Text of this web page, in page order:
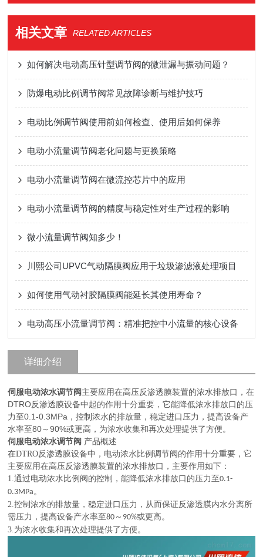
相关文章 RELATED ARTICLES
如何解决电动高压针型调节阀的微泄漏与振动问题？
防爆电动比例调节阀常见故障诊断与维护技巧
电动比例调节阀使用前如何检查、使用后如何保养
电动小流量调节阀老化问题与更换策略
电动小流量调节阀在微流控芯片中的应用
电动小流量调节阀的精度与稳定性对生产过程的影响
微小流量调节阀知多少！
川熙公司UPVC气动隔膜阀应用于垃圾渗滤液处理项目
如何使用气动衬胶隔膜阀能延长其使用寿命？
电动高压小流量调节阀：精准把控中小流量的核心设备
详细介绍
伺服电动浓水调节阀主要应用在高压反渗透膜装置的浓水排放口，在
DTRO反渗透膜设备中起的作用十分重要，它能降低浓水排放口的压
力至0.1-0.3MPa，控制浓水的排放量，稳定进口压力，提高设备产
水率至80～90%或更高，为浓水收集和再次处理提供了方便。
伺服电动浓水调节阀 产品概述
在DTRO反渗透膜设备中，电动浓水比例调节阀的作用十分重要，它
主要应用在高压反渗透膜装置的浓水排放口，主要作用如下：
1.通过电动浓水比例阀的控制，能降低浓水排放口的压力至0.1-
0.3MPa。
2.控制浓水的排放量，稳定进口压力，从而保证反渗透膜内水分离所
需压力，提高设备产水率至80 ～ 90%或更高。
3.为浓水收集和再次处理提供了方便。